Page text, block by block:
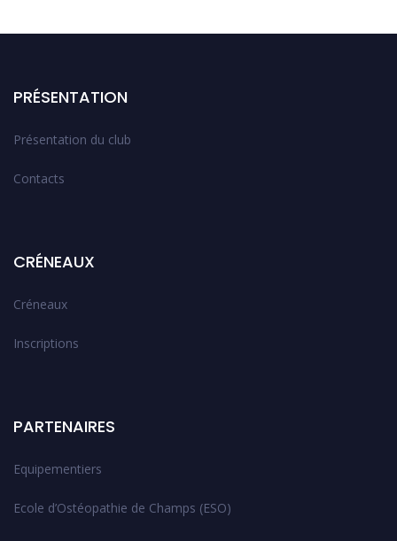
PRÉSENTATION
Présentation du club
Contacts
CRÉNEAUX
Créneaux
Inscriptions
PARTENAIRES
Equipementiers
Ecole d’Ostéopathie de Champs (ESO)